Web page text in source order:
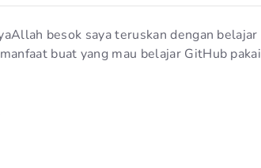
besok saya teruskan dengan belajar
buat yang mau belajar GitHub pakai